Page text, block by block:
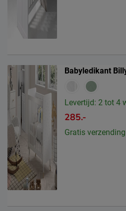
Babyledikant
Levertijd: 2 tot 4
285.-
Gratis verzending